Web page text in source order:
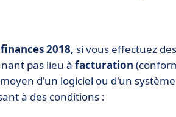
2018, si vous effectuez
pas lieu à facturation
d'un logiciel ou d'un
à des conditions :